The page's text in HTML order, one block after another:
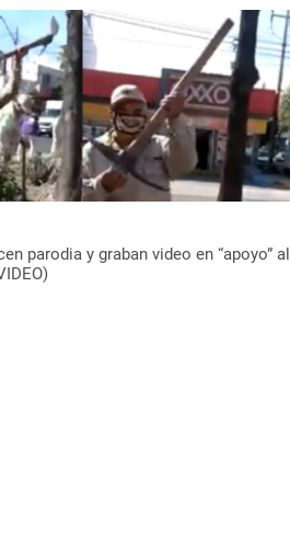
parodia y graban video en “apoyo” al